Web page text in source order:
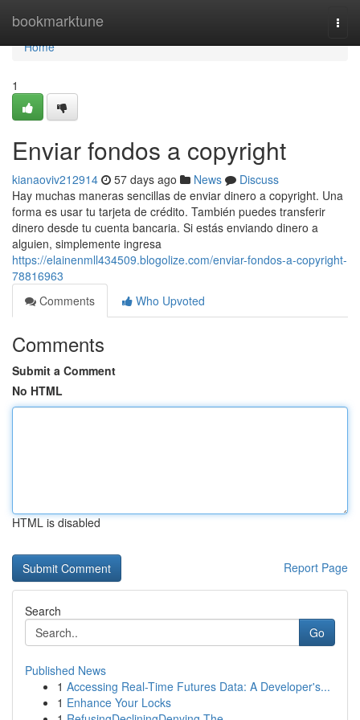
bookmarktune
Home
Home
1
Enviar fondos a copyright
kianaoviv212914 57 days ago News
Discuss
Hay muchas maneras sencillas de enviar dinero a copyright. Una
forma es usar tu tarjeta de crédito. También puedes transferir
dinero desde tu cuenta bancaria. Si estás enviando dinero a
alguien, simplemente ingresa
https://elainenmll434509.blogolize.com/enviar-fondos-a-copyright-
78816963
Comments
Who Upvoted
Comments
Submit a Comment
No HTML
HTML is disabled
Report Page
Search
Go
Published News
1 Accessing Real-Time Futures Data: A Developer's...
1 Enhance Your Locks